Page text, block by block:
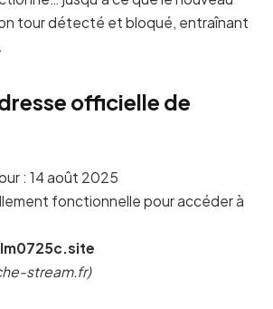
tour détecté et bloqué, entraînant
officielle de
: 14 août 2025
fonctionnelle pour accéder à
stream.fr)